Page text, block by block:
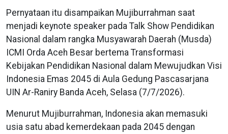
Pernyataan itu disampaikan Mujiburrahman saat
menjadi keynote speaker pada Talk Show Pendidikan
Nasional dalam rangka Musyawarah Daerah (Musda)
ICMI Orda Aceh Besar bertema Transformasi
Kebijakan Pendidikan Nasional dalam Mewujudkan Visi
Indonesia Emas 2045 di Aula Gedung Pascasarjana
UIN Ar-Raniry Banda Aceh, Selasa (7/7/2026).
Menurut Mujiburrahman, Indonesia akan memasuki
usia satu abad kemerdekaan pada 2045 dengan